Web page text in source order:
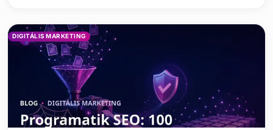
DIGITÁLIS MARKETING